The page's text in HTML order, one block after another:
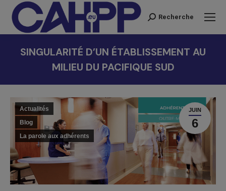
Recherche
Recherche
SINGULARITÉ D’UN ÉTABLISSEMENT AU
MILIEU DU PACIFIQUE SUD
JUIN
6
Actualités
Blog
La parole aux adhérents